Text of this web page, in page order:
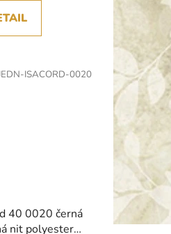
40 0020 černá
nit polyester
ISACORD-0020